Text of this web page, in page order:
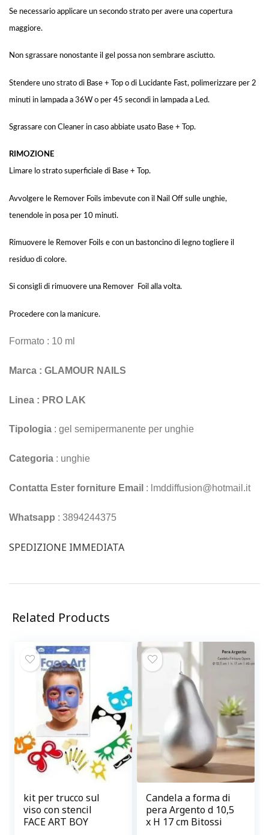
Se necessario applicare un secondo strato per avere una copertura
maggiore.
Non sgrassare nonostante il gel possa non sembrare asciutto.
Stendere uno strato di Base + Top o di Lucidante Fast, polimerizzare per 2
minuti in lampada a 36W o per 45 secondi in lampada a Led.
Sgrassare con Cleaner in caso abbiate usato Base + Top.
RIMOZIONE
Limare lo strato superficiale di Base + Top.
Avvolgere le Remover Foils imbevute con il Nail Off sulle unghie,
tenendole in posa per 10 minuti.
Rimuovere le Remover Foils e con un bastoncino di legno togliere il
residuo di colore.
Si consigli di rimuovere una Remover Foil alla volta.
Procedere con la manicure.
Formato : 10 ml
Marca : GLAMOUR NAILS
Linea : PRO LAK
Tipologia : gel semipermanente per unghie
Categoria : unghie
Contatta Ester forniture Email : lmddiffusion@hotmail.it
Whatsapp : 3894244375
SPEDIZIONE IMMEDIATA
Related Products
kit per trucco sul
viso con stencil
FACE ART BOY
Candela a forma di
pera Argento d 10,5
x H 17 cm Bitossi